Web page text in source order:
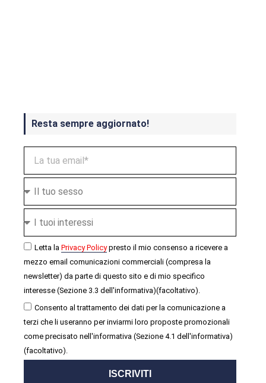
Resta sempre aggiornato!
Letta la Privacy Policypresto il mio consenso a ricevere a
mezzo email comunicazioni commerciali (compresa la
newsletter) da parte di questo sito e di mio specifico
interesse (Sezione 3.3 dell'informativa)(facoltativo).
Consento al trattamento dei dati per la comunicazione a
terzi che li useranno per inviarmi loro proposte promozionali
come precisato nell'informativa (Sezione 4.1 dell'informativa)
(facoltativo).
ISCRIVITI